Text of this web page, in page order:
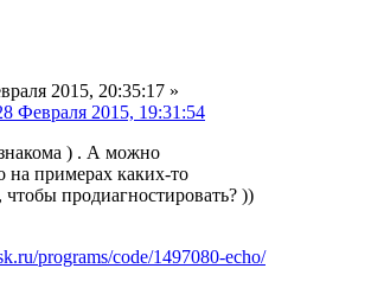
2015, 20:35:17 »
Февраля 2015, 19:31:54
) . А можно
на примерах каких-то
продиагностировать? ))
programs/code/1497080-echo/